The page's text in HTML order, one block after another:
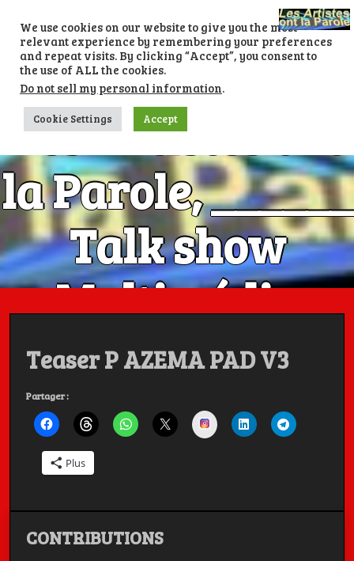
content
Les Artistes ont
la Parole, ______
Talk show
Multimédia
Numéro 1 avec
Charly, et
Michel BERGER
Les Artistes ont la Parole, c'est aussi dans la poche
Teaser P AZEMA PAD V3
Partager :
Instagram
Plus
CONTRIBUTIONS
We use cookies on our website to give you the most
relevant experience by remembering your preferences
and repeat visits. By clicking “Accept”, you consent to
the use of ALL the cookies.
Do not sell my personal information.
Cookie Settings Accept